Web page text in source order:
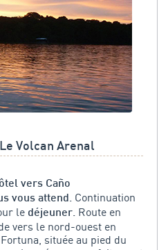
Volcan Arenal
vers Caño
vous attend. Continuation
le déjeuner. Route en
vers le nord-ouest en
située au pied du